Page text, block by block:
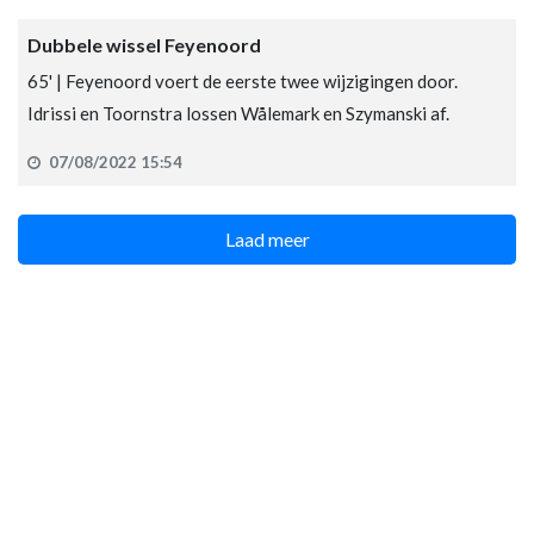
Dubbele wissel Feyenoord
65' | Feyenoord voert de eerste twee wijzigingen door.
Idrissi en Toornstra lossen Wålemark en Szymanski af.
07/08/2022 15:54
Laad meer